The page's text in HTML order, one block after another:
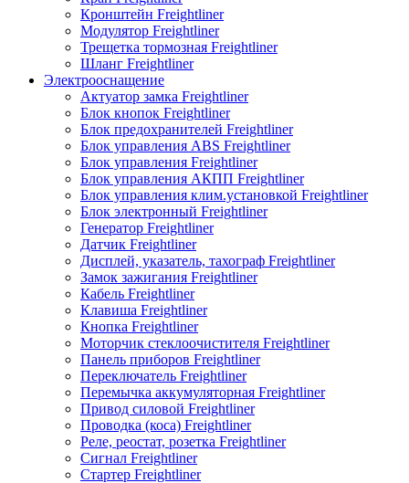
Кронштейн Freightliner
Модулятор Freightliner
Трещетка тормозная Freightliner
Шланг Freightliner
Электрооснащение
Актуатор замка Freightliner
Блок кнопок Freightliner
Блок предохранителей Freightliner
Блок управления ABS Freightliner
Блок управления Freightliner
Блок управления АКПП Freightliner
Блок управления клим.установкой Freightliner
Блок электронный Freightliner
Генератор Freightliner
Датчик Freightliner
Дисплей, указатель, тахограф Freightliner
Замок зажигания Freightliner
Кабель Freightliner
Клавиша Freightliner
Кнопка Freightliner
Моторчик стеклоочистителя Freightliner
Панель приборов Freightliner
Переключатель Freightliner
Перемычка аккумуляторная Freightliner
Привод силовой Freightliner
Проводка (коса) Freightliner
Реле, реостат, розетка Freightliner
Сигнал Freightliner
Стартер Freightliner